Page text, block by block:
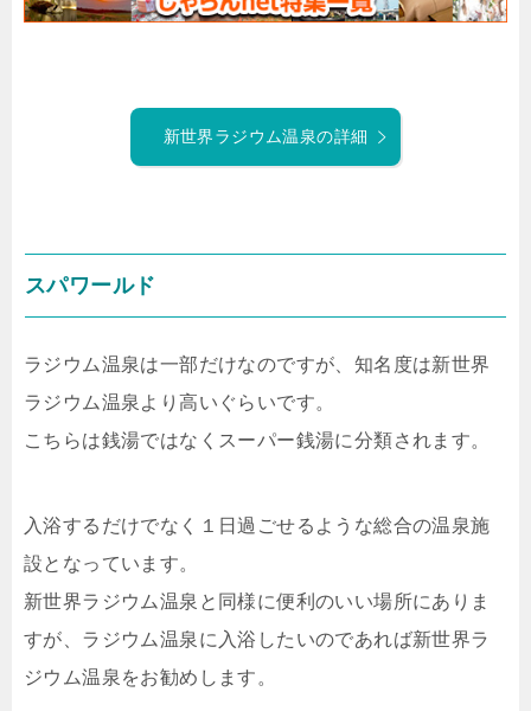
新世界ラジウム温泉の詳細
スパワールド
ラジウム温泉は一部だけなのですが、知名度は新世界
ラジウム温泉より高いぐらいです。
こちらは銭湯ではなくスーパー銭湯に分類されます。
入浴するだけでなく１日過ごせるような総合の温泉施
設となっています。
新世界ラジウム温泉と同様に便利のいい場所にありま
すが、ラジウム温泉に入浴したいのであれば新世界ラ
ジウム温泉をお勧めします。